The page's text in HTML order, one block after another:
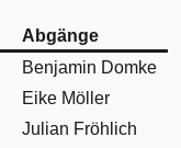
Abgänge
Benjamin Domke
Eike Möller
Julian Fröhlich